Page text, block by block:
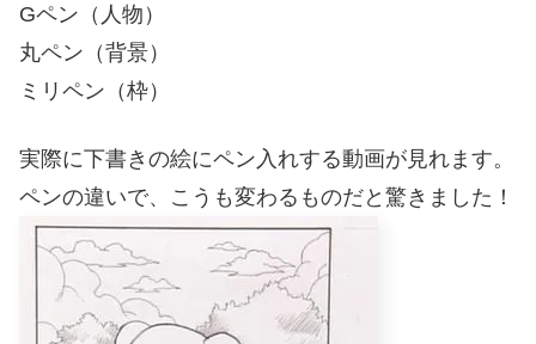
Gペン（人物）
丸ペン（背景）
ミリペン（枠）
実際に下書きの絵にペン入れする動画が見れます。
ペンの違いで、こうも変わるものだと驚きました！